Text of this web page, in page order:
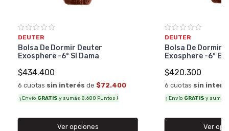
DEUTER
Bolsa De Dormir Deuter
Exosphere -6° Sl Dama
$434.400
6 cuotas sin interés de $72.400
¡ Envío GRATIS y sumás 8.688 Puntos !
Ver opciones
DEUTER
Bolsa De Dormir
Exosphere -6° El
$420.300
6 cuotas sin
¡ Envío GRATIS y sumás
Ver